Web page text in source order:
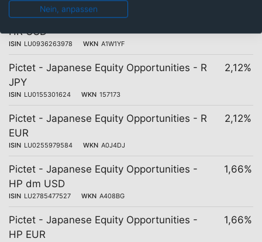
Pictet - Japanese Equity Opportunities -
HR USD
ISIN LU0936263978 WKN A1W1YF
Pictet - Japanese Equity Opportunities - R
JPY
ISIN LU0155301624 WKN 157173
2,12%
Pictet - Japanese Equity Opportunities - R
EUR
ISIN LU0255979584 WKN A0J4DJ
2,12%
Pictet - Japanese Equity Opportunities -
HP dm USD
ISIN LU2785477527 WKN A408BG
1,66%
Pictet - Japanese Equity Opportunities -
HP EUR
1,66%
Nein, anpassen